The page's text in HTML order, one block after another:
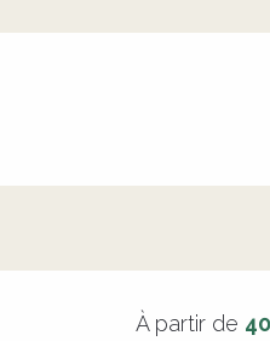
À partir de